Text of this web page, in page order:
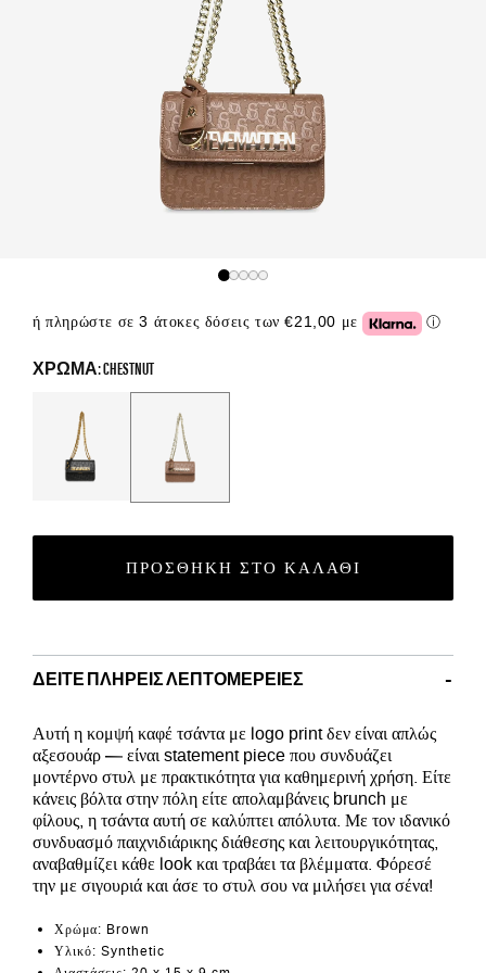
ή πληρώστε σε 3 άτοκες δόσεις των €21,00 με
ⓘ
ΧΡΏΜΑ: CHESTNUT
Color Options
ΠΡΟΣΘΉΚΗ ΣΤΟ ΚΑΛΆΘΙ
ΔΕΊΤΕ ΠΛΉΡΕΙΣ ΛΕΠΤΟΜΈΡΕΙΕΣ
Αυτή η κομψή καφέ τσάντα με logo print δεν είναι απλώς
αξεσουάρ — είναι statement piece που συνδυάζει
μοντέρνο στυλ με πρακτικότητα για καθημερινή χρήση. Είτε
κάνεις βόλτα στην πόλη είτε απολαμβάνεις brunch με
φίλους, η τσάντα αυτή σε καλύπτει απόλυτα. Με τον ιδανικό
συνδυασμό παιχνιδιάρικης διάθεσης και λειτουργικότητας,
αναβαθμίζει κάθε look και τραβάει τα βλέμματα. Φόρεσέ
την με σιγουριά και άσε το στυλ σου να μιλήσει για σένα!
Χρώμα: Brown
Υλικό: Synthetic